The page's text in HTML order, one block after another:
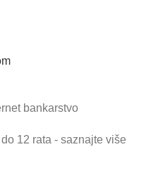
bankarstvo
12 rata - saznajte više